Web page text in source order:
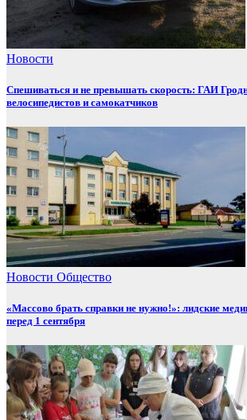
Новости
Спешиваться и не превышать скорость: ГАИ
велосипедистов и самокатчиков
Новости Общество
«Массово брать справки не нужно!»: лидские
перед 1 сентября